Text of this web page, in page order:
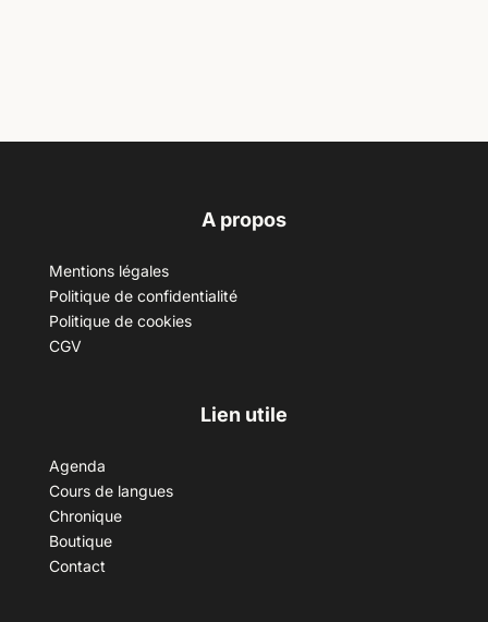
A propos
Mentions légales
Politique de confidentialité
Politique de cookies
CGV
Lien utile
Agenda
Cours de langues
Chronique
Boutique
Contact